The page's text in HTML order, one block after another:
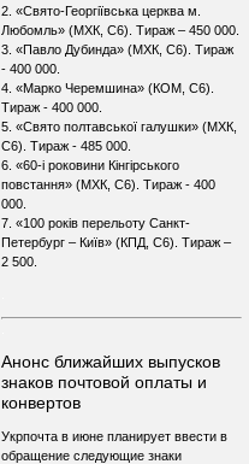
2. «Свято-Георгіївська церква м.
Любомль» (МХК, С6). Тираж – 450 000.
3. «Павло Дубинда» (МХК, С6). Тираж
- 400 000.
4. «Марко Черемшина» (КОМ, С6).
Тираж - 400 000.
5. «Свято полтавської галушки» (МХК,
С6). Тираж - 485 000.
6. «60-і роковини Кінгірського
повстання» (МХК, С6). Тираж - 400
000.
7. «100 років перельоту Санкт-
Петербург – Київ» (КПД, С6). Тираж –
2 500.
Анонс ближайших выпусков
знаков почтовой оплаты и
конвертов
Укрпочта в июне планирует ввести в
обращение следующие знаки